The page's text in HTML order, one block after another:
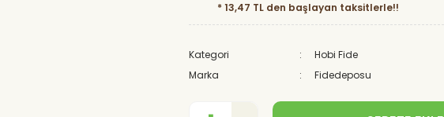
* 13,47 TL den başlayan taksitlerle!!
Kategori
Hobi Fide
Marka
Fidedeposu